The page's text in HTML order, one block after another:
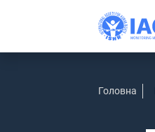
Головна